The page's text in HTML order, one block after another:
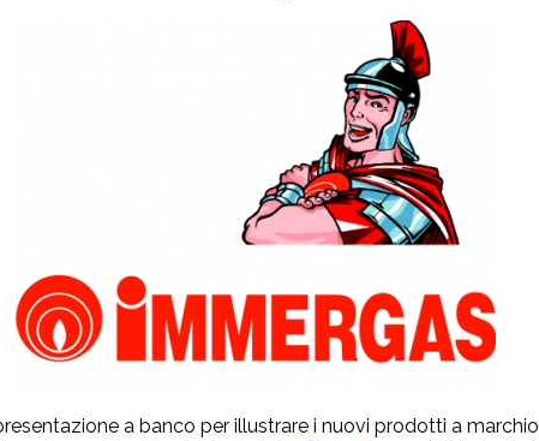
a banco per illustrare i nuovi prodotti a marchio